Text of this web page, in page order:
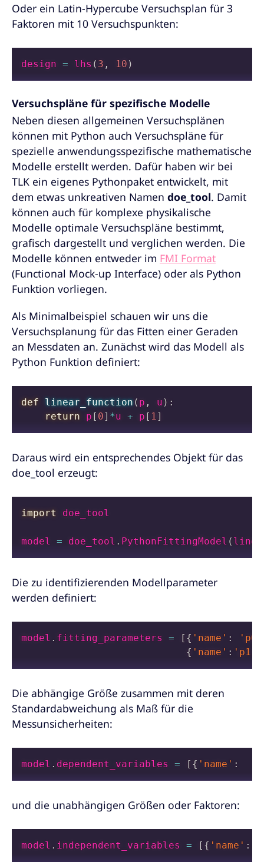
Oder ein Latin-Hypercube Versuchsplan für 3
Faktoren mit 10 Versuchspunkten:
design = lhs ( 3 , 10 )
Versuchspläne für spezifische Modelle
Neben diesen allgemeinen Versuchsplänen
können mit Python auch Versuchspläne für
spezielle anwendungsspezifische mathematische
Modelle erstellt werden. Dafür haben wir bei
TLK ein eigenes Pythonpaket entwickelt, mit
dem etwas unkreativen Namen doe_tool. Damit
können auch für komplexe physikalische
Modelle optimale Versuchspläne bestimmt,
grafisch dargestellt und verglichen werden. Die
Modelle können entweder im FMI Format
(Functional Mock-up Interface) oder als Python
Funktion vorliegen.
Als Minimalbeispiel schauen wir uns die
Versuchsplanung für das Fitten einer Geraden
an Messdaten an. Zunächst wird das Modell als
Python Funktion definiert:
def linear_function( p , u ) :
return p [ 0] *u + p [ 1]
Daraus wird ein entsprechendes Objekt für das
doe_tool erzeugt:
import doe_tool
model = doe_tool . PythonFittingModel (
Die zu identifizierenden Modellparameter
werden definiert:
model . fitting_parameters = [ { 'name' : 'p0'
{ 'name' : 'p1'
Die abhängige Größe zusammen mit deren
Standardabweichung als Maß für die
Messunsicherheiten:
model . dependent_variables = [ { 'name' :
und die unabhängigen Größen oder Faktoren:
model . independent_variables = [ { 'name' :